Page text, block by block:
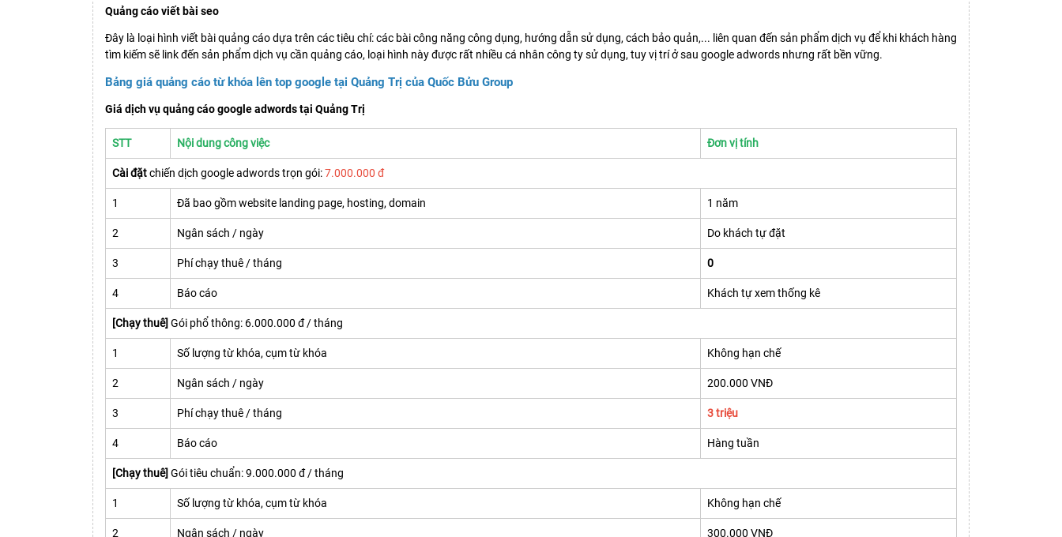
Quảng cáo viết bài seo
Đây là loại hình viết bài quảng cáo dựa trên các tiêu chí: các bài công năng công dụng, hướng dẫn sử dụng, cách bảo quản,... liên quan đến sản phẩm dịch vụ để khi khách hàng
tìm kiếm sẽ link đến sản phẩm dịch vụ cần quảng cáo, loại hình này được rất nhiều cá nhân công ty sử dụng, tuy vị trí ở sau google adwords nhưng rất bền vững.
Bảng giá quảng cáo từ khóa lên top google tại Quảng Trị của Quốc Bửu Group
Giá dịch vụ quảng cáo google adwords tại Quảng Trị
STT Nội dung công việc Đơn vị tính
Cài đặtchiến dịch google adwords trọn gói:7.000.000 đ
1 Đã bao gồm website landing page, hosting, domain 1 năm
2 Ngân sách / ngày Do khách tự đặt
3 Phí chạy thuê / tháng 0
4 Báo cáo Khách tự xem thống kê
[Chạy thuê] Gói phổ thông: 6.000.000 đ / tháng
1 Số lượng từ khóa, cụm từ khóa Không hạn chế
2 Ngân sách / ngày 200.000 VNĐ
3 Phí chạy thuê / tháng 3 triệu
4 Báo cáo Hàng tuần
[Chạy thuê] Gói tiêu chuẩn: 9.000.000 đ / tháng
1 Số lượng từ khóa, cụm từ khóa Không hạn chế
2 Ngân sách / ngày 300.000 VNĐ